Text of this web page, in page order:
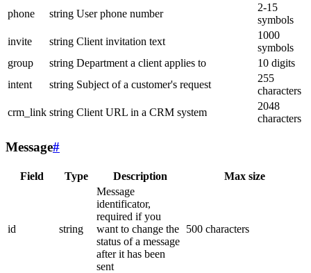
phone
string User phone number
2-15
symbols
invite
string Client invitation text
1000
symbols
group
string Department a client applies to
10 digits
intent
string Subject of a customer's request
255
characters
crm_link string Client URL in a CRM system
2048
characters
Message#
Field Type Description Max size
id string
Message
identificator,
required if you
want to change the
status of a message
after it has been
sent
500 characters